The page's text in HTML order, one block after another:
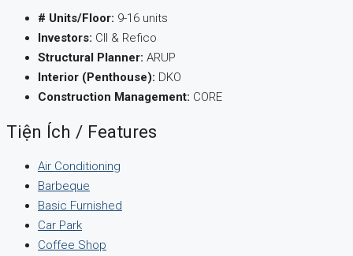
# Units/Floor: 9-16 units
Investors: CII & Refico
Structural Planner: ARUP
Interior (Penthouse): DKO
Construction Management: CORE
Tiện Ích / Features
Air Conditioning
Barbeque
Basic Furnished
Car Park
Coffee Shop